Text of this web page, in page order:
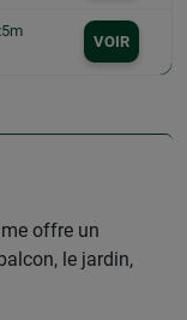
VOIR
offre un
le jardin,